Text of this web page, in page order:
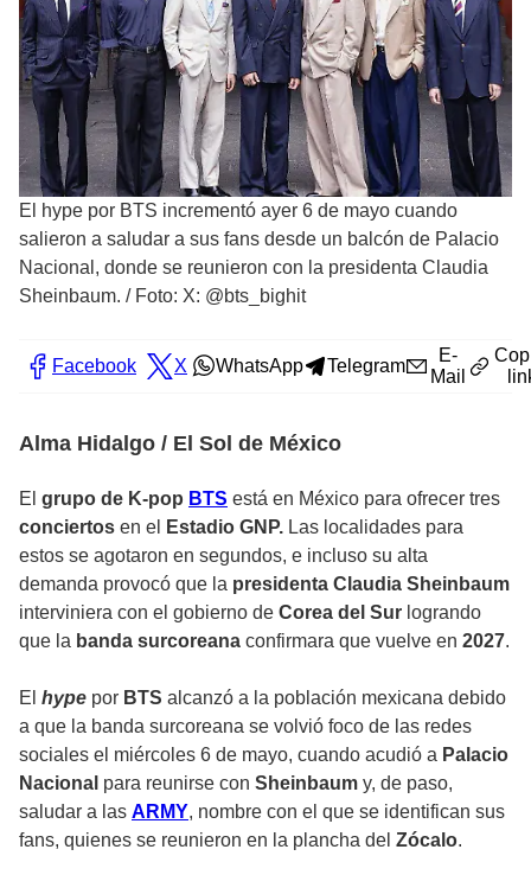
El hype por BTS incrementó ayer 6 de mayo cuando
salieron a saludar a sus fans desde un balcón de Palacio
Nacional, donde se reunieron con la presidenta Claudia
Sheinbaum. / Foto: X: @bts_bighit
Facebook X WhatsApp Telegram
E-
Mail
Alma Hidalgo / El Sol de México
El grupo de K-pop BTS está en México para ofrecer tres
conciertos en el Estadio GNP. Las localidades para
estos se agotaron en segundos, e incluso su alta
demanda provocó que la presidenta Claudia Sheinbaum
interviniera con el gobierno de Corea del Sur logrando
que la banda surcoreana confirmara que vuelve en 2027.
El hype por BTS alcanzó a la población mexicana debido
a que la banda surcoreana se volvió foco de las redes
sociales el miércoles 6 de mayo, cuando acudió a Palacio
Nacional para reunirse con Sheinbaum y, de paso,
saludar a las ARMY, nombre con el que se identifican sus
fans, quienes se reunieron en la plancha del Zócalo.